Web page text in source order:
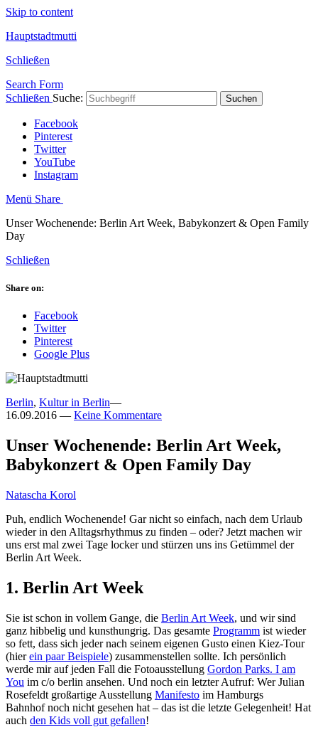
Skip to content
Hauptstadtmutti
Schließen
Search Form
Schließen Suche: Suchen
Facebook
Pinterest
Twitter
YouTube
Instagram
Menü Share
Unser Wochenende: Berlin Art Week, Babykonzert & Open Family
Day
Schließen
Share on:
Facebook
Twitter
Pinterest
Google Plus
Berlin, Kultur in Berlin—
16.09.2016 — Keine Kommentare
Unser Wochenende: Berlin Art Week,
Babykonzert & Open Family Day
Natascha Korol
Puh, endlich Wochenende! Gar nicht so einfach, nach dem Urlaub
wieder in den Alltagsrhythmus zu finden – oder? Jetzt machen wir
uns erst mal zwei Tage locker und stürzen uns ins Getümmel der
Berlin Art Week.
1. Berlin Art Week
Sie ist schon in vollem Gange, die Berlin Art Week, und wir sind
ganz hibbelig und kunsthungrig. Das gesamte Programm ist wieder
so fett, dass sich jeder nach seinem eigenen Gusto einen Kiez-Tour
(hierein paar Beispiele) zusammenstellen sollte. Ich persönlich
werde mir auf jeden Fall die Fotoausstellung Gordon Parks. I am
You im c/o berlin ansehen. Und noch ein letzter Aufruf: Wer Julian
Rosefeldt großartige Ausstellung Manifesto im Hamburgs
Bahnhof noch nicht gesehen hat – das ist die letzte Gelegenheit! Hat
auch den Kids voll gut gefallen!